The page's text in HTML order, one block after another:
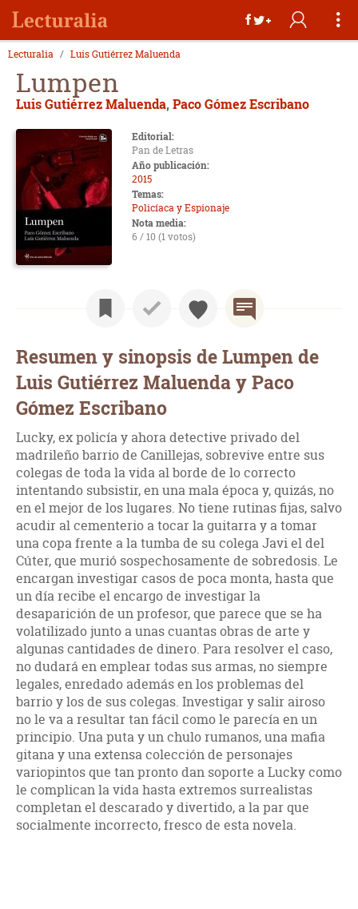
Lecturalia Luis Gutiérrez Maluenda
Lumpen
Luis Gutiérrez Maluenda, Paco Gómez Escribano
Editorial:
Pan de Letras
Año publicación:
2015
Temas:
Policíaca y Espionaje
Nota media:
6 / 10 (1 votos)
Resumen y sinopsis de Lumpen de
Luis Gutiérrez Maluenda y Paco
Gómez Escribano
Lucky, ex policía y ahora detective privado del
madrileño barrio de Canillejas, sobrevive entre sus
colegas de toda la vida al borde de lo correcto
intentando subsistir, en una mala época y, quizás, no
en el mejor de los lugares. No tiene rutinas fijas, salvo
acudir al cementerio a tocar la guitarra y a tomar
una copa frente a la tumba de su colega Javi el del
Cúter, que murió sospechosamente de sobredosis. Le
encargan investigar casos de poca monta, hasta que
un día recibe el encargo de investigar la
desaparición de un profesor, que parece que se ha
volatilizado junto a unas cuantas obras de arte y
algunas cantidades de dinero. Para resolver el caso,
no dudará en emplear todas sus armas, no siempre
legales, enredado además en los problemas del
barrio y los de sus colegas. Investigar y salir airoso
no le va a resultar tan fácil como le parecía en un
principio. Una puta y un chulo rumanos, una mafia
gitana y una extensa colección de personajes
variopintos que tan pronto dan soporte a Lucky como
le complican la vida hasta extremos surrealistas
completan el descarado y divertido, a la par que
socialmente incorrecto, fresco de esta novela.